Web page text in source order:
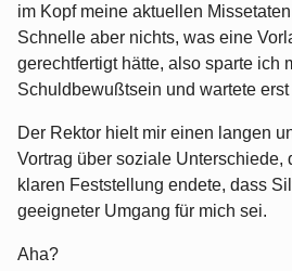
im Kopf meine aktuellen
Schnelle aber nichts, was eine
gerechtfertigt hätte, also sparte ich
Schuldbewußtsein und wartete erst
Der Rektor hielt mir einen langen
Vortrag über soziale Unterschiede,
klaren Feststellung endete, dass
geeigneter Umgang für mich sei.
Aha?